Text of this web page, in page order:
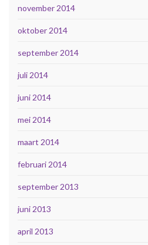
november 2014
oktober 2014
september 2014
juli 2014
juni 2014
mei 2014
maart 2014
februari 2014
september 2013
juni 2013
april 2013